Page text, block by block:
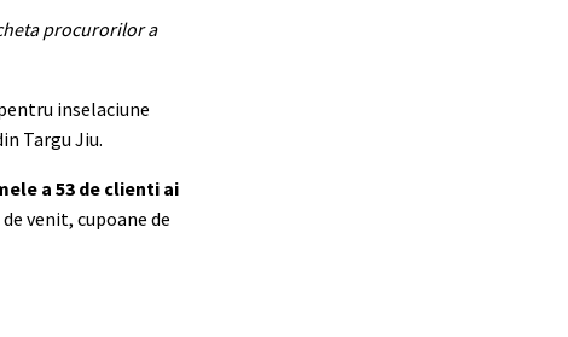
procurorilor a
inselaciune
Targu Jiu.
a 53 de clienti ai
venit, cupoane de